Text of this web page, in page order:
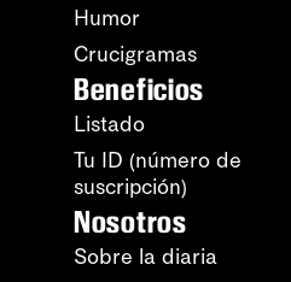
Humor
Crucigramas
Beneficios
Listado
Tu ID (número de
suscripción)
Nosotros
Sobre la diaria